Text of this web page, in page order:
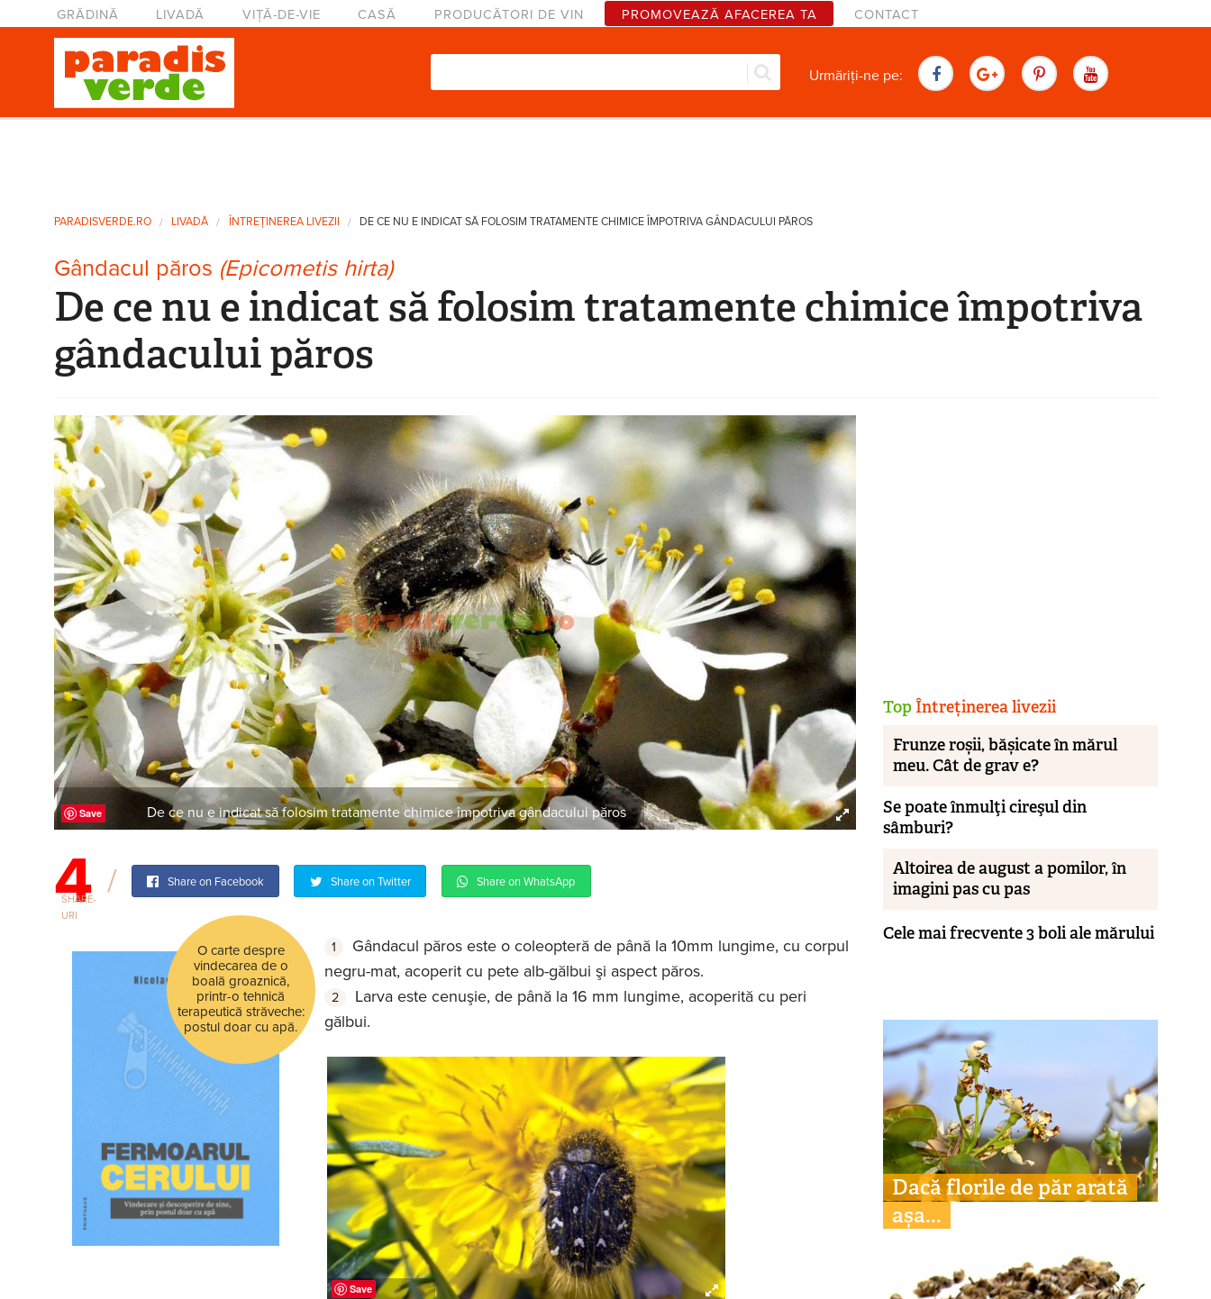
Mergi la conţinutul principal
Meniu principal
GRĂDINĂ LIVADĂ VIȚĂ-DE-VIE CASĂ PRODUCĂTORI DE VIN PROMOVEAZĂ AFACEREA TA CONTACT
Formular de căutare Urmăriți-ne pe:
Eşti aici
PARADISVERDE.RO LIVADĂ ÎNTREȚINEREA LIVEZII DE CE NU E INDICAT SĂ FOLOSIM TRATAMENTE CHIMICE ÎMPOTRIVA GÂNDACULUI PĂROS
Gândacul păros (Epicometis hirta)
De ce nu e indicat să folosim tratamente chimice împotriva
gândacului păros
Save De ce nu e indicat să folosim tratamente chimice împotriva gândacului păros
4
SHARE-
URI
Share on Facebook Share on Twitter Share on WhatsApp
O carte despre
vindecarea de o
boală groaznică,
printr-o tehnică
terapeutică străveche:
postul doar cu apă.
Gândacul păros este o coleopteră de până la 10mm lungime, cu corpul
negru-mat, acoperit cu pete alb-gălbui şi aspect păros.
Larva este cenuşie, de până la 16 mm lungime, acoperită cu peri
gălbui.
Save
TopÎntreținerea livezii
Frunze roșii, bășicate în mărul
meu. Cât de grav e?
Se poate înmulţi cireşul din
sâmburi?
Altoirea de august a pomilor, în
imagini pas cu pas
Cele mai frecvente 3 boli ale mărului
Dacă florile de păr arată
așa...